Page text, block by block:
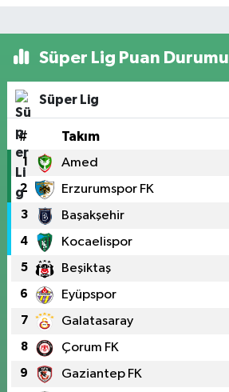
Süper Lig Puan Durumu
Süper Lig
# Takım
1 Amed
2 Erzurumspor FK
3 Başakşehir
4 Kocaelispor
5 Beşiktaş
6 Eyüpspor
7 Galatasaray
8 Çorum FK
9 Gaziantep FK